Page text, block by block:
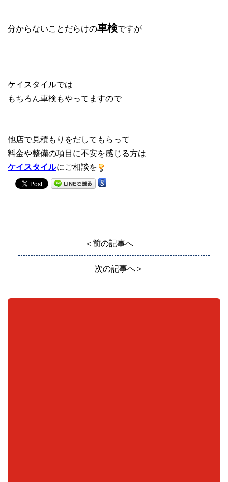
分からないことだらけの車検ですが
ケイスタイルでは
もちろん車検もやってますので
他店で見積もりをだしてもらって
料金や整備の項目に不安を感じる方は
ケイスタイルにご相談を
＜前の記事へ
次の記事へ＞